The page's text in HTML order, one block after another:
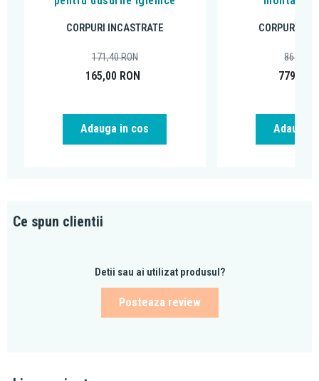
CORPURI INCASTRATE
165,00 RON
171,40RON
Adauga in cos
CORPURI
779,00
863,87
Adauga
Ce spun clientii
Detii sau ai utilizat produsul?
Posteaza review